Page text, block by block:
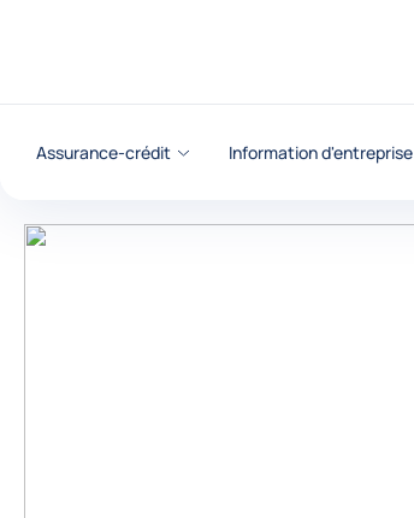
Assurance-crédit Information d'entreprise